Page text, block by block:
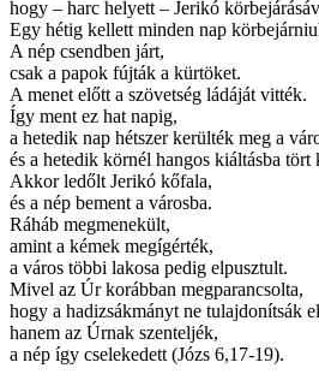
hogy – harc helyett – Jerikó
Egy hétig kellett minden nap
A nép csendben járt,
csak a papok fújták a kürtöket.
A menet előtt a szövetség ládáját vitték.
Így ment ez hat napig,
a hetedik nap hétszer kerülték meg a
és a hetedik körnél hangos kiáltásba tört
Akkor ledőlt Jerikó kőfala,
és a nép bement a városba.
Ráháb megmenekült,
amint a kémek megígérték,
a város többi lakosa pedig elpusztult.
Mivel az Úr korábban megparancsolta,
hogy a hadizsákmányt ne tulajdonítsák
hanem az Úrnak szenteljék,
a nép így cselekedett (Józs 6,17-19).